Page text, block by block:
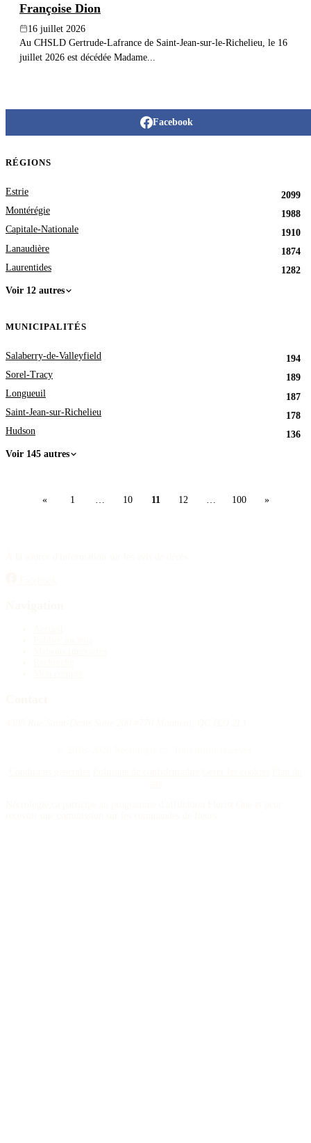
Françoise Dion
16 juillet 2026
Au CHSLD Gertrude-Lafrance de Saint-Jean-sur-le-Richelieu, le 16
juillet 2026 est décédée Madame...
Facebook
RÉGIONS
Estrie
2099
Montérégie
1988
Capitale-Nationale
1910
Lanaudière
1874
Laurentides
1282
Voir 12 autres
MUNICIPALITÉS
Salaberry-de-Valleyfield
194
Sorel-Tracy
189
Longueuil
187
Saint-Jean-sur-Richelieu
178
Hudson
136
Voir 145 autres
« 1 10 11 12 100 »